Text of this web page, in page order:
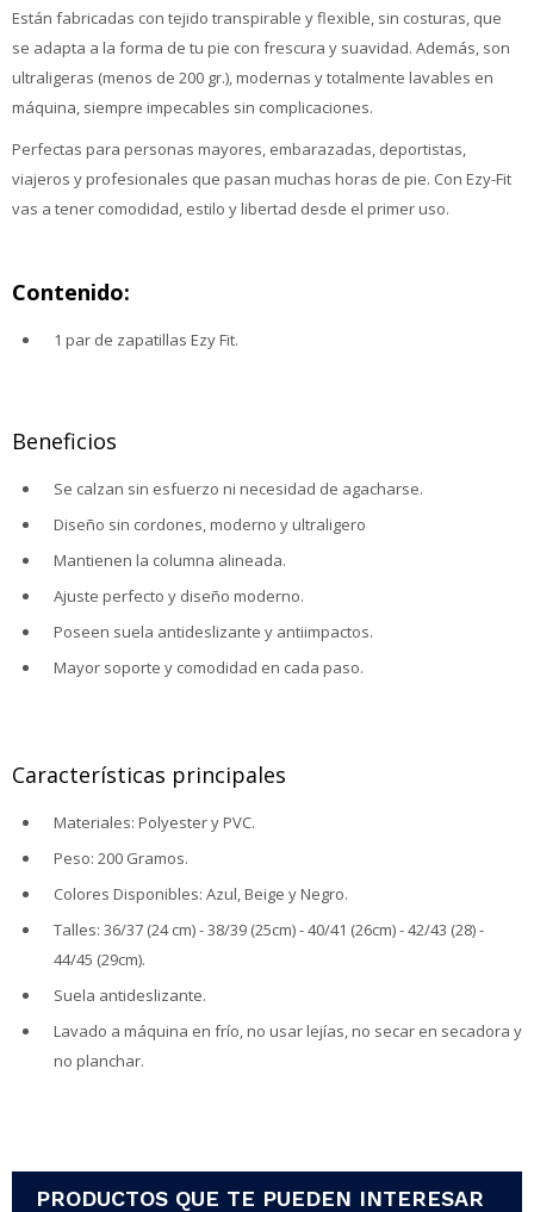
Están fabricadas con tejido transpirable y flexible, sin costuras, que
se adapta a la forma de tu pie con frescura y suavidad. Además, son
ultraligeras (menos de 200 gr.), modernas y totalmente lavables en
máquina, siempre impecables sin complicaciones.
Perfectas para personas mayores, embarazadas, deportistas,
viajeros y profesionales que pasan muchas horas de pie. Con Ezy-Fit
vas a tener comodidad, estilo y libertad desde el primer uso.
Contenido:
1 par de zapatillas Ezy Fit.
Beneficios
Se calzan sin esfuerzo ni necesidad de agacharse.
Diseño sin cordones, moderno y ultraligero
Mantienen la columna alineada.
Ajuste perfecto y diseño moderno.
Poseen suela antideslizante y antiimpactos.
Mayor soporte y comodidad en cada paso.
Características principales
Materiales: Polyester y PVC.
Peso: 200 Gramos.
Colores Disponibles: Azul, Beige y Negro.
Talles: 36/37 (24 cm) - 38/39 (25cm) - 40/41 (26cm) - 42/43 (28) -
44/45 (29cm).
Suela antideslizante.
Lavado a máquina en frío, no usar lejías, no secar en secadora y
no planchar.
PRODUCTOS QUE TE PUEDEN INTERESAR